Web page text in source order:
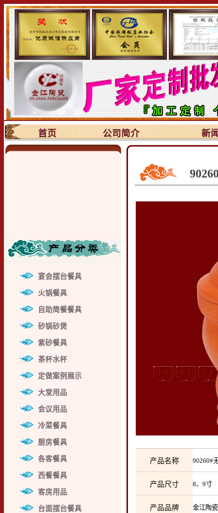
首页 公司简介 新
宴会摆台餐具
火锅餐具
自助简餐餐具
砂锅砂煲
紫砂餐具
茶杯水杯
定做案例展示
大堂用品
会议用品
冷菜餐具
厨房餐具
各客餐具
西餐餐具
客房用品
台面摆台餐具
产品名称 90260#
产品尺寸 8、9寸
产品品牌 金江陶